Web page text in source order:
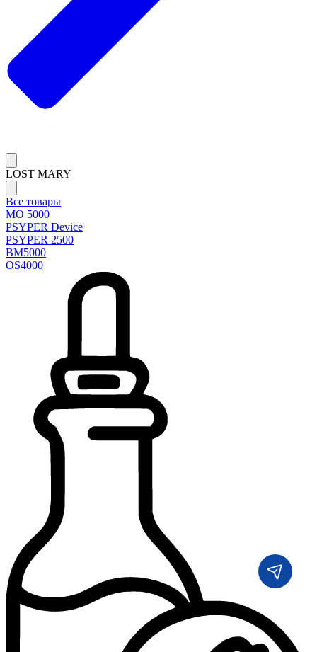
LOST MARY
Все товары
MO 5000
PSYPER Device
PSYPER 2500
BM5000
OS4000